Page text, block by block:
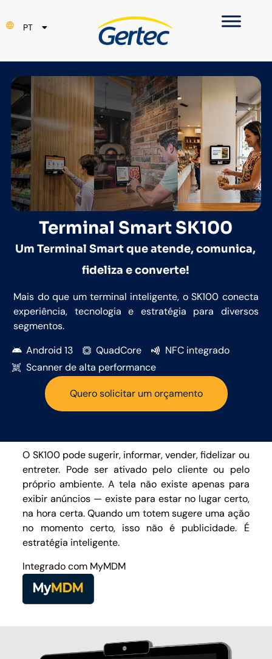
PT
ES
Terminal Smart SK100
Um Terminal Smart que atende, comunica,
fideliza e converte!
Mais do que um terminal inteligente, o SK100 conecta
experiência, tecnologia e estratégia para diversos
segmentos.
Android 13
QuadCore
NFC integrado
Scanner de alta performance
Quero solicitar um orçamento
O SK100 pode sugerir, informar, vender, fidelizar ou
entreter. Pode ser ativado pelo cliente ou pelo
próprio ambiente. A tela não existe apenas para
exibir anúncios — existe para estar no lugar certo,
na hora certa. Quando um totem sugere uma ação
no momento certo, isso não é publicidade. É
estratégia inteligente.
Integrado com MyMDM